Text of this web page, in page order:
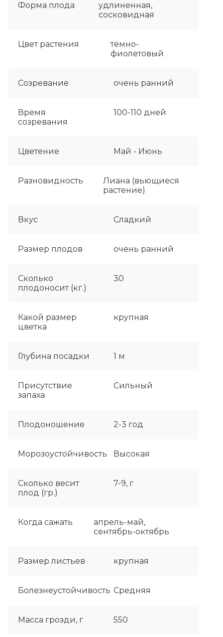
Форма плода
удлиненная,
сосковидная
Цвет растения
тёмно-
фиолетовый
Созревание очень ранний
Время
созревания
100-110 дней
Цветение Май - Июнь
Разновидность
Лиана (вьющиеся
растение)
Вкус Сладкий
Размер плодов очень ранний
Сколько
плодоносит (кг.)
30
Какой размер
цветка
крупная
Глубина посадки 1 м
Присутствие
запаха
Сильный
Плодоношение 2-3 год
Морозоустойчивость Высокая
Сколько весит
плод (гр.)
7-9, г
Когда сажать
апрель-май,
сентябрь-октябрь
Размер листьев крупная
Болезнеустойчивость Средняя
Масса грозди, г 550